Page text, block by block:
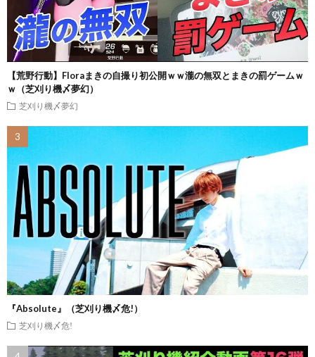
【荒野行動】Floraまきの自撮り初公開ｗｗ瀧の無双とまきの罰ゲームｗ
ｗ（芝刈り機〆夢幻）
芝刈り機〆夢幻
『Absolute』（芝刈り機〆危!）
芝刈り機〆危!